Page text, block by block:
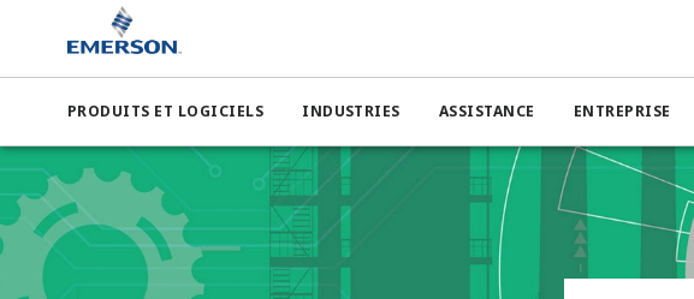
PRODUITS ET LOGICIELS INDUSTRIES ASSISTANCE ENTREPRISE